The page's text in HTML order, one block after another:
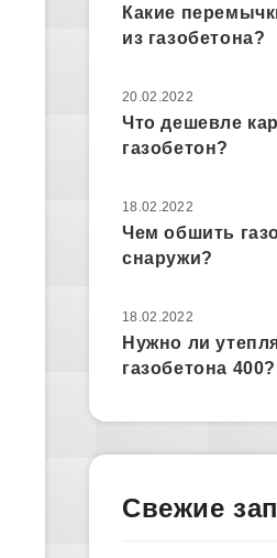
Какие
из газобетона?
20.02.2022
Что дешевле
газобетон?
18.02.2022
Чем обшить
снаружи?
18.02.2022
Нужно ли
газобетона 400?
Свежие